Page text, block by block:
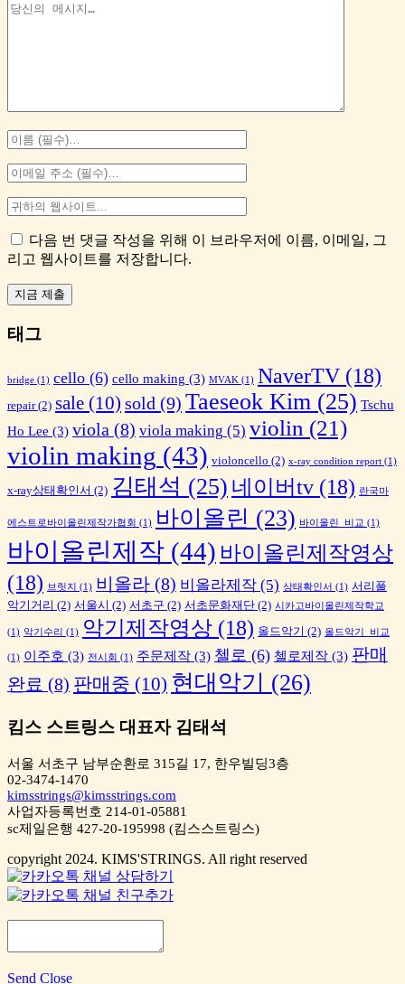
다음 번 댓글 작성을 위해 이 브라우저에 이름, 이메일, 그
리고 웹사이트를 저장합니다.
태그
bridge (1) cello (6) cello making (3) MVAK (1) NaverTV (18)
repair(2) sale (10) sold (9) Taeseok Kim (25) Tschu
Ho Lee (3) viola (8) viola making (5) violin (21)
violin making (43) violoncello (2) x-ray condition report (1)
x-ray상태확인서 (2) 김태석 (25) 네이버tv (18) 란국마
에스트로바이올린제작가협회 (1) 바이올린 (23) 바이올린_비교 (1)
바이올린제작 (44) 바이올린제작영상
(18)
브릿지 (1) 비올라 (8) 비올라제작 (5) 상태확인서 (1) 서리풀
악기거리 (2) 서울시 (2) 서초구 (2) 서초문화재단 (2) 시카고바이올린제작학교
(1) 악기수리 (1) 악기제작영상 (18) 올드악기 (2) 올드악기_비교
(1) 이주호 (3) 전시회 (1) 주문제작 (3) 첼로 (6) 첼로제작 (3) 판매
완료 (8) 판매중 (10) 현대악기 (26)
킴스 스트링스 대표자 김태석
서울 서초구 남부순환로 315길 17, 한우빌딩3층
02-3474-1470
kimsstrings@kimsstrings.com
사업자등록번호 214-01-05881
sc제일은행 427-20-195998 (킴스스트링스)
copyright 2024. KIMS'STRINGS. All right reserved
Send Close